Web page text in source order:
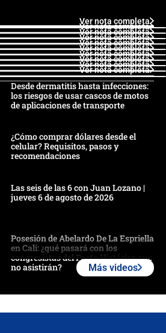
Ver nota completa
Ver nota completa
Ver nota completa
Ver nota completa
Ver nota completa
Ver nota completa
Ver nota completa
Ver nota completa
Ver nota completa
Ver nota completa
Desde dermatitis hasta infecciones:
los riesgos de usar cascos de motos
de aplicaciones de transporte
¿Cómo comprar dólares desde el
celular? Requisitos, pasos y
recomendaciones
Las seis de las 6 con Juan Lozano |
jueves 6 de agosto de 2026
Posesión de Abelardo De La Espriella
en Cali: ¿qué pasará con los
congresistas del Pacto Histórico que
no asistirán?
Más videos